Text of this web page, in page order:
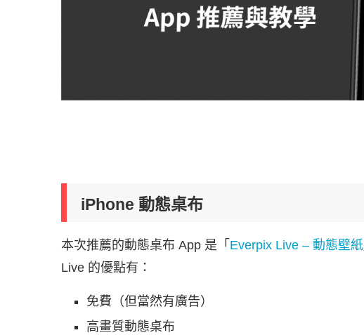
iPhone 動態桌布
本次推薦的動態桌布 App 是「 Everpix Live – 動態壁紙
Live 的優點有：
免費（但當然有廣告）
高畫質動態桌布